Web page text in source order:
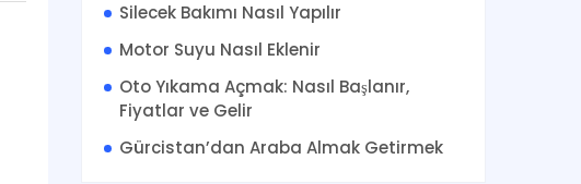
Silecek Bakımı Nasıl Yapılır
Motor Suyu Nasıl Eklenir
Oto Yıkama Açmak: Nasıl Başlanır,
Fiyatlar ve Gelir
Gürcistan’dan Araba Almak Getirmek